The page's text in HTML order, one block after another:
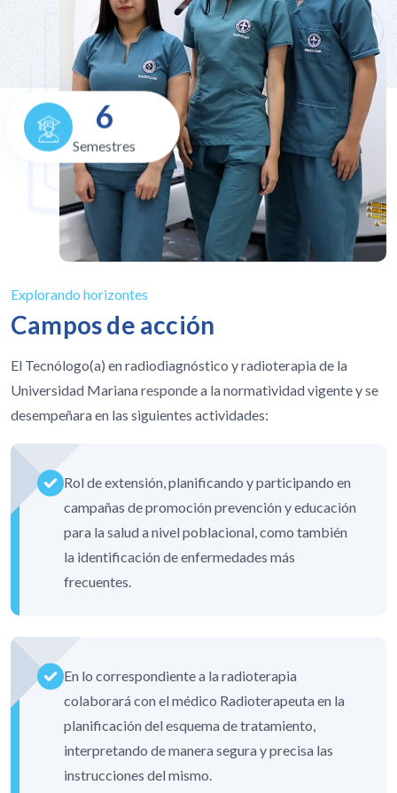
6
Semestres
Explorando horizontes
Campos de acción
El Tecnólogo(a) en radiodiagnóstico y radioterapia de la
Universidad Mariana responde a la normatividad vigente y se
desempeñara en las siguientes actividades:
Rol de extensión, planificando y participando en
campañas de promoción prevención y educación
para la salud a nivel poblacional, como también
la identificación de enfermedades más
frecuentes.
En lo correspondiente a la radioterapia
colaborará con el médico Radioterapeuta en la
planificación del esquema de tratamiento,
interpretando de manera segura y precisa las
instrucciones del mismo.